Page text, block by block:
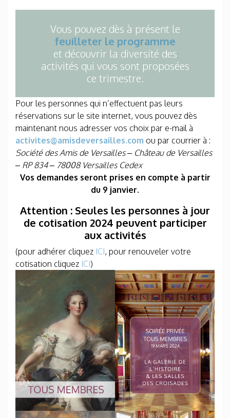
Vous pouvez dès à présent le
feuilleter le programme
et découvrir la diversité des
activités qui vous sont proposées
ce trimestre.
Pour les personnes qui n’effectuent pas leurs
réservations sur le site internet, vous pouvez dès
maintenant nous adresser vos choix par e-mail à
activites@amisdeversailles.com ou par courrier à :
Société des Amis de Versailles – Château de Versailles
– RP 834 – 78008 Versailles Cedex
Vos demandes seront prises en compte à partir
du 9 janvier.
Attention : Seules les personnes à jour
de cotisation 2024 peuvent participer
aux activités
(pour adhérer cliquez ICI, pour renouveler votre
cotisation cliquez ICI)